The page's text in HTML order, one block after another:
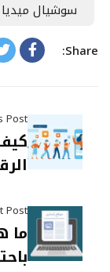
سوشيال ميديا
Share:
Post
Post
ما